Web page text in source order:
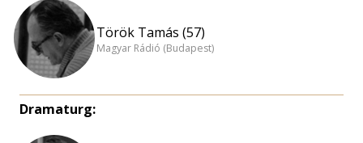
Török Tamás (57)
Magyar Rádió (Budapest)
Dramaturg: